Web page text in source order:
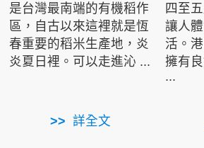
是台灣最南端的有機稻作
區，自古以來這裡就是恆
春重要的稻米生產地，炎
炎夏日裡。可以走進沁 ...
詳全文
四至
讓人
活。
擁有
...